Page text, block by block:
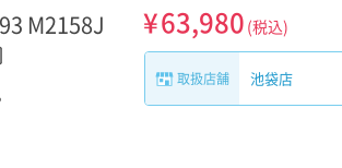
M2158J
¥63,980 (税込)
取扱店舗 池袋店